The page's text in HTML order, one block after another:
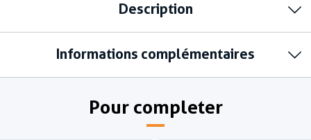
Description
Informations complémentaires
Pour completer